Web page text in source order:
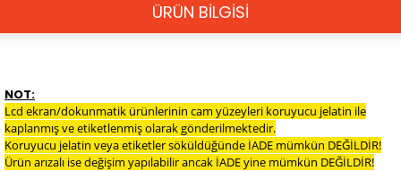
ÜRÜN BİLGİSİ
NOT:
Lcd ekran/dokunmatik ürünlerinin cam yüzeyleri koruyucu jelatin ile
kaplanmış ve etiketlenmiş olarak gönderilmektedir.
Koruyucu jelatin veya etiketler söküldüğünde İADE mümkün DEĞİLDİR!
Ürün arızalı ise değişim yapılabilir ancak İADE yine mümkün DEĞİLDİR!